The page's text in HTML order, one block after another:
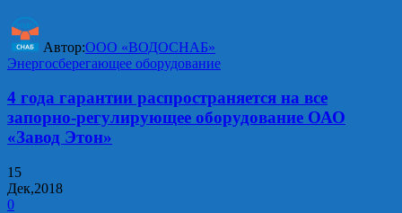
Автор:ООО «ВОДОСНАБ»
Энергосберегающее оборудование
4 года гарантии распространяется на все
запорно-регулирующее оборудование ОАО
«Завод Этон»
15
Дек,2018
0